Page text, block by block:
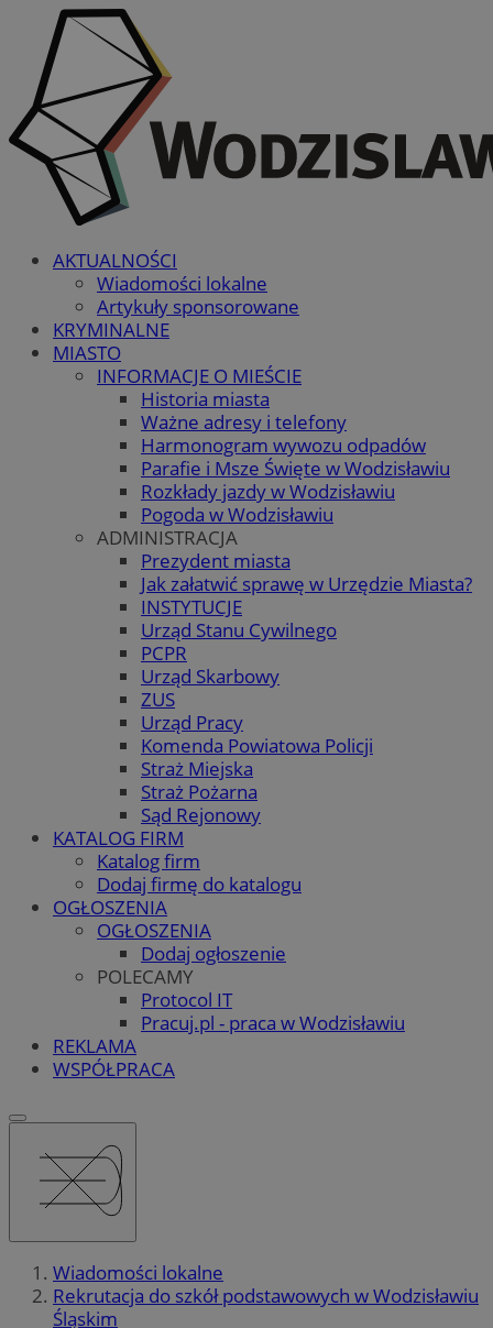
AKTUALNOŚCI
Wiadomości lokalne
Artykuły sponsorowane
KRYMINALNE
MIASTO
INFORMACJE O MIEŚCIE
Historia miasta
Ważne adresy i telefony
Harmonogram wywozu odpadów
Parafie i Msze Święte w Wodzisławiu
Rozkłady jazdy w Wodzisławiu
Pogoda w Wodzisławiu
ADMINISTRACJA
Prezydent miasta
Jak załatwić sprawę w Urzędzie Miasta?
INSTYTUCJE
Urząd Stanu Cywilnego
PCPR
Urząd Skarbowy
ZUS
Urząd Pracy
Komenda Powiatowa Policji
Straż Miejska
Straż Pożarna
Sąd Rejonowy
KATALOG FIRM
Katalog firm
Dodaj firmę do katalogu
OGŁOSZENIA
OGŁOSZENIA
Dodaj ogłoszenie
POLECAMY
Protocol IT
Pracuj.pl - praca w Wodzisławiu
REKLAMA
WSPÓŁPRACA
Wiadomości lokalne
Rekrutacja do szkół podstawowych w Wodzisławiu
Śląskim